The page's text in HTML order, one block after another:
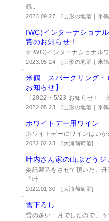
鶴..
2023.09.27[山形の地酒｜米
IWC(インターナショナ
賞のお知らせ！
☆IWC(インターナショナル
2023.05.24[山形の地酒｜米
米鶴 スパークリング
お知らせ】
〈2022・5/23 お知らせ〉
2022.05.23[山形の地酒｜米
ホワイトデー用ワイン
ホワイトデーにワインはい
2022.02.23[大浦葡萄酒]
叶内さん家の山ぶどうジ
委託製造をさせて頂いた、
「叶..
2022.01.30[大浦葡萄酒]
雪下ろし
雪の多い一月でしたので、